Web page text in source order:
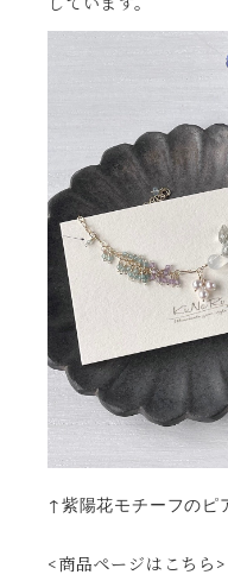
↑紫陽花モチーフのピ
<商品ページはこちら>